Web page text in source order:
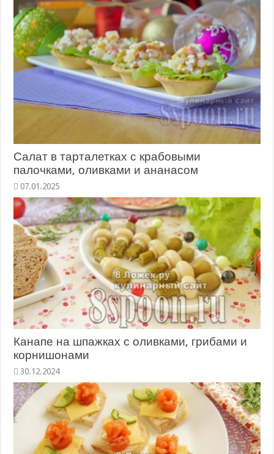
Салат в тарталетках с крабовыми
палочками, оливками и ананасом
Канапе на шпажках с оливками, грибами и
корнишонами